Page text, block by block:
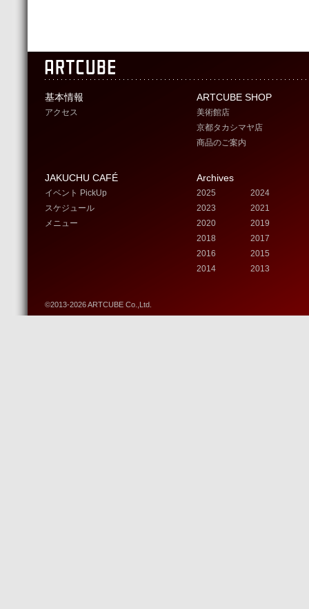
基本情報
アクセス
ARTCUBE SHOP
美術館店
京都タカシマヤ店
商品のご案内
JAKUCHU CAFÉ
イベント PickUp
スケジュール
メニュー
Archives
2025
2024
2023
2021
2020
2019
2018
2017
2016
2015
2014
2013
©2013-2026 ARTCUBE Co.,Ltd.